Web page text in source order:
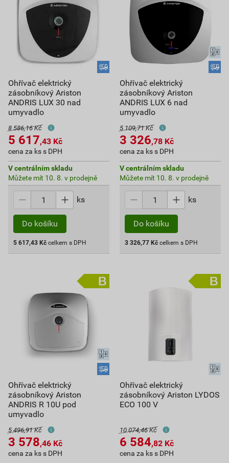
Ohřívač elektrický
zásobníkový Ariston
ANDRIS LUX 30 nad
umyvadlo
8 586,16 Kč
5 617,43 Kč
cena za ks s DPH
V centrálním skladu
Můžete mít 10. 8. v prodejně
ks
Do košíku
5 617,43 Kč celkem s DPH
Ohřívač elektrický
zásobníkový Ariston
ANDRIS LUX 6 nad
umyvadlo
5 109,71 Kč
3 326,78 Kč
cena za ks s DPH
V centrálním skladu
Můžete mít 10. 8. v prodejně
ks
Do košíku
3 326,77 Kč celkem s DPH
Ohřívač elektrický
zásobníkový Ariston
ANDRIS R 10U pod
umyvadlo
5 496,91 Kč
3 578,46 Kč
cena za ks s DPH
Ohřívač elektrický
zásobníkový Ariston LYDOS
ECO 100 V
10 074,46 Kč
6 584,82 Kč
cena za ks s DPH